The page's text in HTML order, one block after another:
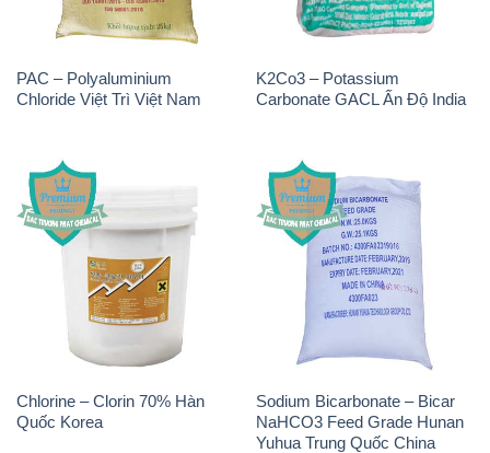
Chlorine – Clorin 70% Hàn
Quốc Korea
Sodium Bicarbonate – Bicar
NaHCO3 Feed Grade Hunan
Yuhua Trung Quốc China